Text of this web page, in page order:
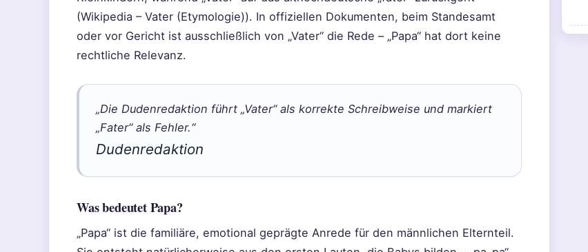
(Wikipedia – Vater (Etymologie)). In offiziellen Dokumenten, beim Standesamt
oder vor Gericht ist ausschließlich von „Vater“ die Rede – „Papa“ hat dort keine
rechtliche Relevanz.
„Die Dudenredaktion führt „Vater“ als korrekte Schreibweise und markiert
„Fater“ als Fehler.“
Dudenredaktion
Was bedeutet Papa?
„Papa“ ist die familiäre, emotional geprägte Anrede für den männlichen Elternteil.